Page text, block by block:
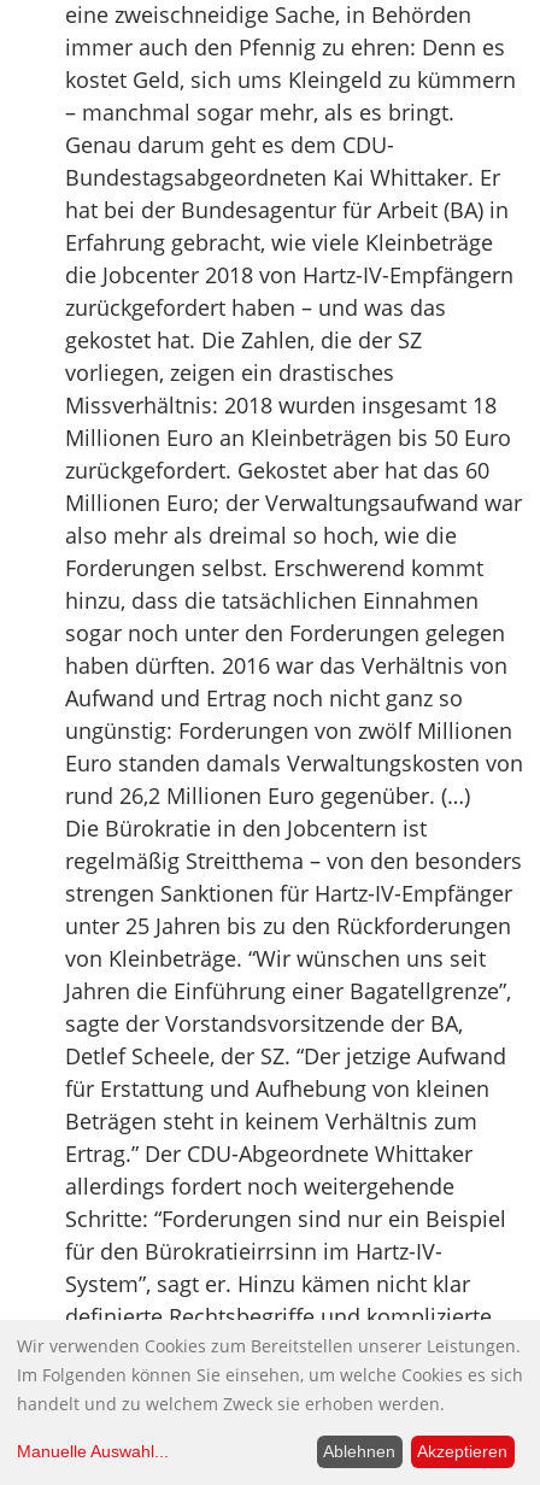
eine zweischneidige Sache, in Behörden
immer auch den Pfennig zu ehren: Denn es
kostet Geld, sich ums Kleingeld zu kümmern
– manchmal sogar mehr, als es bringt.
Genau darum geht es dem CDU-
Bundestagsabgeordneten Kai Whittaker. Er
hat bei der Bundesagentur für Arbeit (BA) in
Erfahrung gebracht, wie viele Kleinbeträge
die Jobcenter 2018 von Hartz-IV-Empfängern
zurückgefordert haben – und was das
gekostet hat. Die Zahlen, die der SZ
vorliegen, zeigen ein drastisches
Missverhältnis: 2018 wurden insgesamt 18
Millionen Euro an Kleinbeträgen bis 50 Euro
zurückgefordert. Gekostet aber hat das 60
Millionen Euro; der Verwaltungsaufwand war
also mehr als dreimal so hoch, wie die
Forderungen selbst. Erschwerend kommt
hinzu, dass die tatsächlichen Einnahmen
sogar noch unter den Forderungen gelegen
haben dürften. 2016 war das Verhältnis von
Aufwand und Ertrag noch nicht ganz so
ungünstig: Forderungen von zwölf Millionen
Euro standen damals Verwaltungskosten von
rund 26,2 Millionen Euro gegenüber. (…)
Die Bürokratie in den Jobcentern ist
regelmäßig Streitthema – von den besonders
strengen Sanktionen für Hartz-IV-Empfänger
unter 25 Jahren bis zu den Rückforderungen
von Kleinbeträge. “Wir wünschen uns seit
Jahren die Einführung einer Bagatellgrenze”,
sagte der Vorstandsvorsitzende der BA,
Detlef Scheele, der SZ. “Der jetzige Aufwand
für Erstattung und Aufhebung von kleinen
Beträgen steht in keinem Verhältnis zum
Ertrag.” Der CDU-Abgeordnete Whittaker
allerdings fordert noch weitergehende
Schritte: “Forderungen sind nur ein Beispiel
für den Bürokratieirrsinn im Hartz-IV-
System”, sagt er. Hinzu kämen nicht klar
definierte Rechtsbegriffe und komplizierte
Einzelfallgestaltungen. Das alles führe
Jobcenter, Gerichte und Betroffene “in einen
Irrgarten”.
Quelle:Süddeutsche
Wir verwenden Cookies zum Bereitstellen unserer Leistungen.
Im Folgenden können Sie einsehen, um welche Cookies es sich
handelt und zu welchem Zweck sie erhoben werden.
Manuelle Auswahl... Ablehnen Akzeptieren